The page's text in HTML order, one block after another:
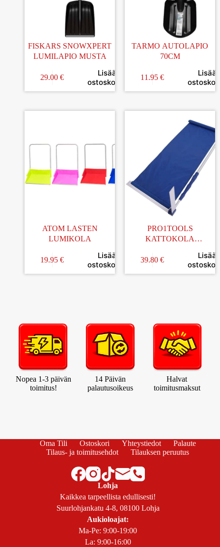
FISKARS SNOWXPERT
LUMILAPIO MUSTA
29.00 €
Lisää
ostoskoriin
TARMO AUTOLAPIO
70CM
11.95 €
Lisää
ATOM LASTEN
LUMIKOLA
19.95 €
Lisää
ostoskoriin
PRO1TOOLS
KATTOKOLA
LIUKUPRESSULLA 1,9-
39.80 €
Lisää
Nopea 1-3 päivän
toimitus!
14 Päivän
palautusoikeus
Halvat
toimitusmaksut
Oma Tili Ostoskori Yhteystiedot
Palaute
Tilaus- ja toimitusehdot
Tilauksen peruutus
Lohja
Kaikkea tarpeellista edullisesti!
Suurlohjankatu 4-8, 08100 Lohja
Aukioloajat:
Ma-Pe: 9:00-19:00
La: 9:00-16:00